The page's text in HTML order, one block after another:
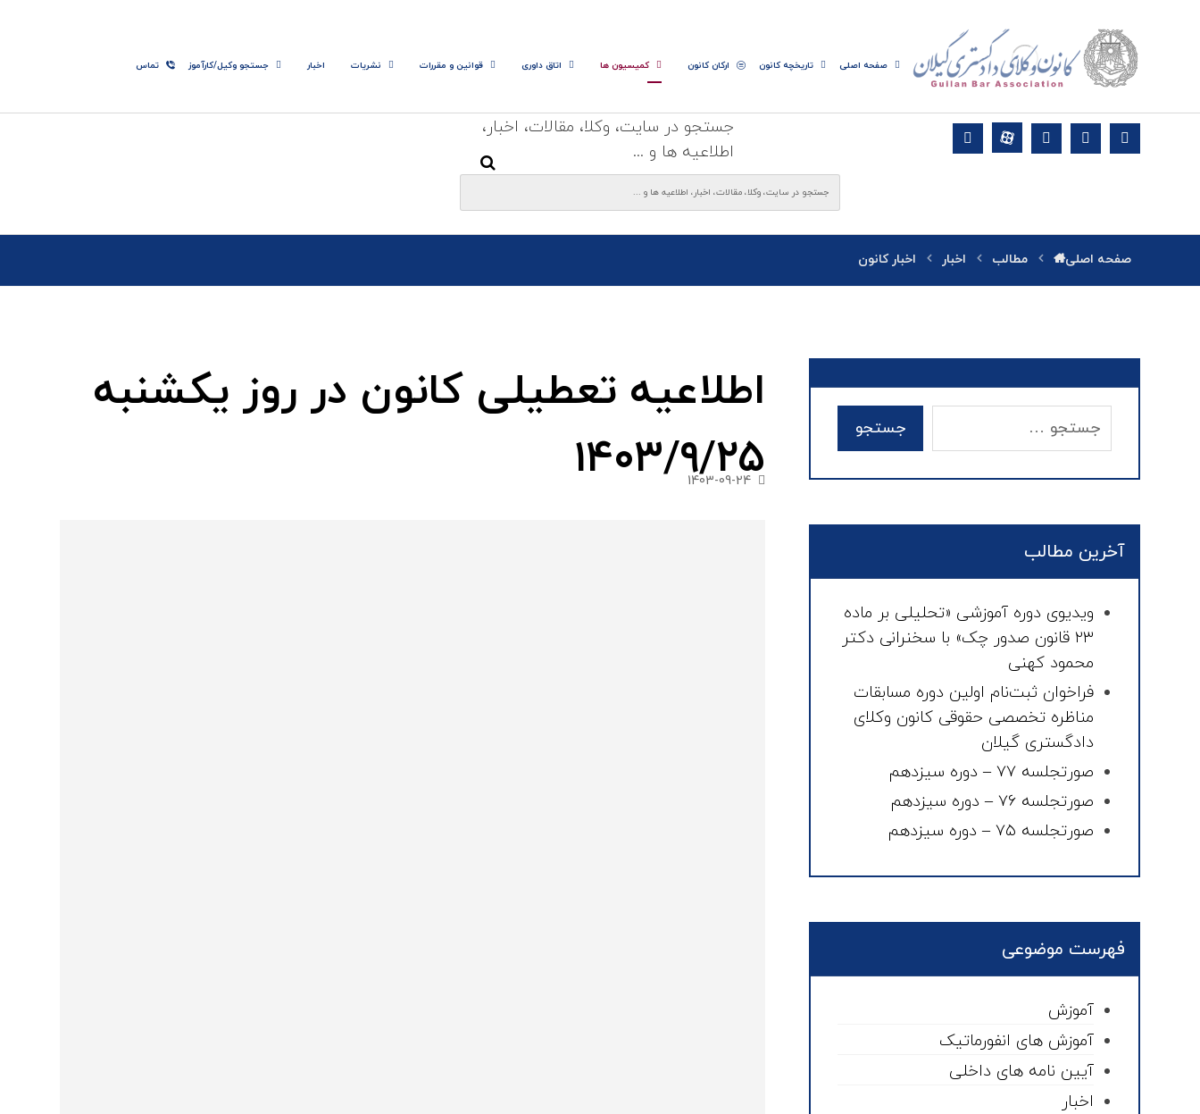
صفحه اصلی تاریخچه کانون ارکان کانون کمیسیون ها اتاق داوری قوانین و مقررات نشریات اخبار جستجو وکیل/کارآموز تماس
جستجو در سایت، وکلا، مقالات، اخبار،
اطلاعیه ها و ...
صفحه اصلی مطالب اخبار اخبار کانون
اطلاعیه تعطیلی کانون در روز یکشنبه
۱۴۰۳/۹/۲۵
1403-09-24
آخرین مطالب
ویدیوی دوره آموزشی «تحلیلی بر ماده
۲۳ قانون صدور چک» با سخنرانی دکتر
محمود کهنی
فراخوان ثبت‌نام اولین دوره مسابقات
مناظره تخصصی حقوقی کانون وکلای
دادگستری گیلان
صورتجلسه ۷۷ – دوره سیزدهم
صورتجلسه ۷۶ – دوره سیزدهم
صورتجلسه ۷۵ – دوره سیزدهم
فهرست موضوعی
آموزش
آموزش های انفورماتیک
آیین نامه های داخلی
اخبار